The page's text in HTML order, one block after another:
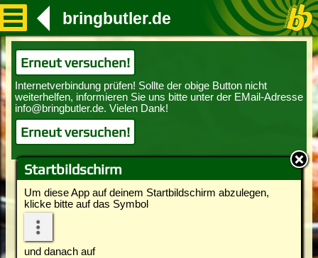
Startbildschirm
Um diese App auf deinem Startbildschirm abzulegen,
klicke bitte auf das Symbol
und danach auf
bringbutler.de
Erneut versuchen!
Erneut versuchen!